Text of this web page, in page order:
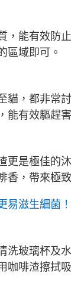
，能有效防
區域即可。
貓，都非常
能有效驅趕
更是極佳的
香，帶來極
易滋生細菌
洗玻璃杯及
咖啡渣擦拭